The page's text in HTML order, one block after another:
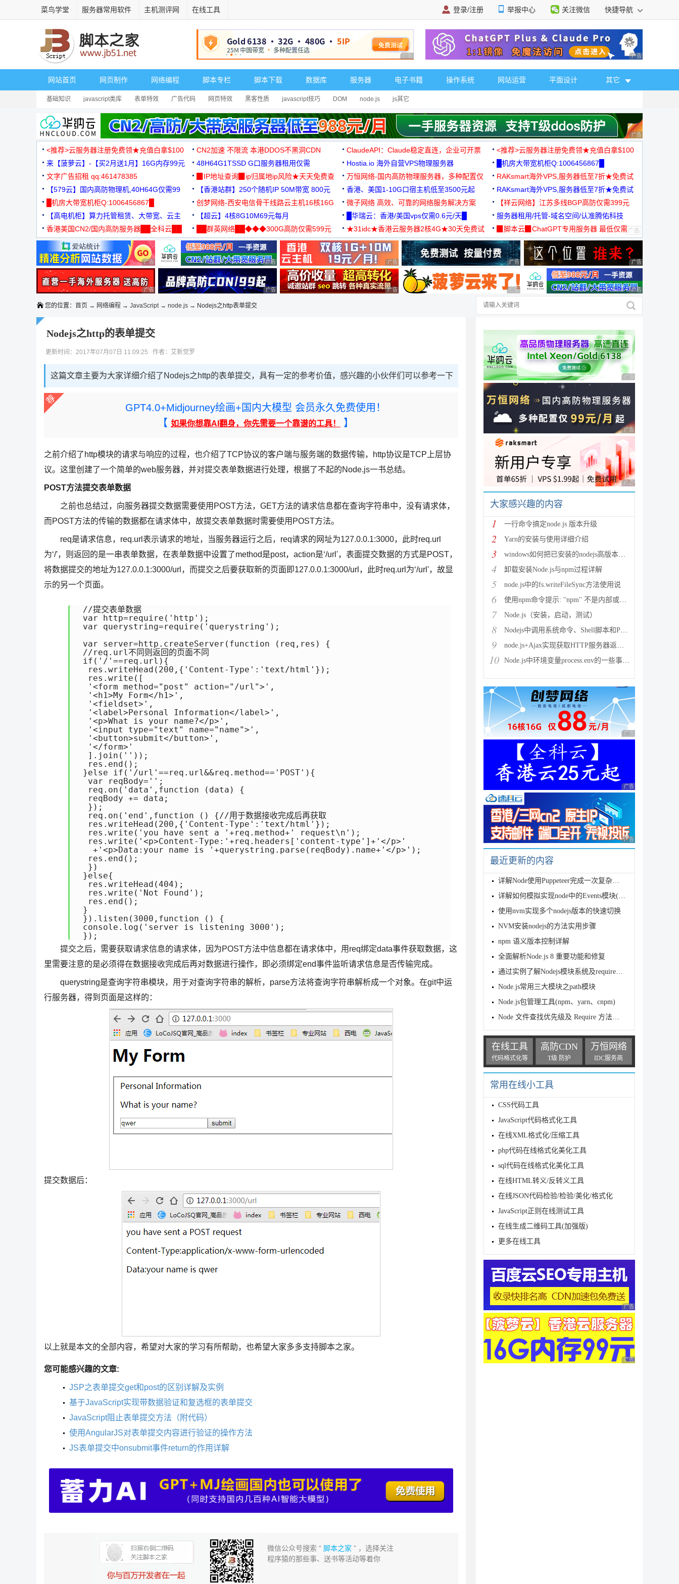
菜鸟学堂 服务器常用软件 主机测评网 在线工具 登录/注册 举报中心 关注微信 快捷导航
广告 商业广告，理性选择 广告 商业广告，理
网站首页 网页制作 网络编程 脚本专栏 脚本下载 数据库 服务器 电子书籍 操作系统 网站运营 平面设计 其它
基础知识 javascript类库 表单特效 广告代码 网页特效 黑客性质 javascript技巧 DOM node.js js其它
广告 商业广告，理
<推荐>云服务器注册免费领★充值白拿$100 CN2加速 不限流 本港DDOS不黑洞CDN ClaudeAPI：Claude稳定直连，企业可开票
<推荐>云服务器注册免费领★充值白拿$100
来【菠萝云】-【买2月送1月】16G内存99元
48H64G1TSSD G口服务器租用仅需
3000+可免费测试
Hostia.io 海外自营VPS物理服务器
█机房大带宽机柜Q:1006456867█
文字广告招租 qq:461478385
▉IP地址查询▉ip归属地ip风险★天天免费查
万恒网络-国内高防物理服务器，多种配置仅
99元/月起
RAKsmart海外VPS,服务器低至7折★免费试
用★
【579云】国内高防物理机,40H64G仅需99
元
【香港站群】250个随机IP 50M带宽 800元 香港、美国1-10G口宿主机低至3500元起
RAKsmart海外VPS,服务器低至7折★免费试
用★
█机房大带宽机柜Q:1006456867█
创梦网络-西安电信骨干线路云主机16核16G
88元/月
微子网络 高效、可靠的网络服务解决方案
【祥云网络】江苏多线BGP高防仅需399元
【高电机柜】算力托管租赁、大带宽、云主
机
【超云】4核8G10M69元每月 █华瑞云：香港/美国vps仅需0.6元/天█
服务器租用/托管-域名空间/认准腾佑科技
香港美国CN2/国内高防服务器██全科云██
██群英网络██◆◆◆300G高防仅需599元
◆◆◆
★31idc★香港云服务器2核4G★30天免费试
用◆
▉脚本云▉ChatGPT专用服务器 最低仅需
19元/月
广告 商业广告，理性选择 广告 商业广告，理性选择 广告 商业广告，理性选择 广告 商业广告，理性选择 广告 商业广告，理
广告 商业广告，理性选择 广告 商业广告，理性选择 广告 商业广告，理性选择 广告 商业广告，理性选择 广告 商业广告，理
您的位置： 首页 → 网络编程 → JavaScript→ node.js → Nodejs之http表单提交
Nodejs之http的表单提交
更新时间：2017年07月07日 11:09:25 作者：艾新觉罗
这篇文章主要为大家详细介绍了Nodejs之http的表单提交，具有一定的参考价值，感兴趣的小伙伴们可以参考一下
GPT4.0+Midjourney绘画+国内大模型 会员永久免费使用！
【 如果你想靠AI翻身，你先需要一个靠谱的工具！ 】
之前介绍了http模块的请求与响应的过程，也介绍了TCP协议的客户端与服务端的数据传输，http协议是TCP上层协
议。这里创建了一个简单的web服务器，并对提交表单数据进行处理，根据了不起的Node.js一书总结。
POST方法提交表单数据
之前也总结过，向服务器提交数据需要使用POST方法，GET方法的请求信息都在查询字符串中，没有请求体，
而POST方法的传输的数据都在请求体中，故提交表单数据时需要使用POST方法。
req是请求信息，req.url表示请求的地址，当服务器运行之后，req请求的网址为127.0.0.1:3000，此时req.url
为‘/'，则返回的是一串表单数据，在表单数据中设置了method是post，action是‘/url'，表面提交数据的方式是POST，
将数据提交的地址为127.0.0.1:3000/url，而提交之后要获取新的页面即127.0.0.1:3000/url，此时req.url为‘/url'，故显
示的另一个页面。
//提交表单数据
var http=require('http');
var querystring=require('querystring');
var server=http.createServer(function (req,res) {
//req.url不同则返回的页面不同
if('/'==req.url){
  res.writeHead(200,{'Content-Type':'text/html'});
  res.write([
  '<form method="post" action="/url">',
  '<h1>My Form</h1>',
  '<fieldset>',
  '<label>Personal Information</label>',
  '<p>What is your name?</p>',
  '<input type="text" name="name">',
  '<button>submit</button>',
  '</form>'
  ].join(''));
  res.end();
}else if('/url'==req.url&&req.method=='POST'){
  var reqBody='';
  req.on('data',function (data) {
  reqBody += data;
  });
  req.on('end',function () {//用于数据接收完成后再获取
  res.writeHead(200,{'Content-Type':'text/html'});
  res.write('you have sent a '+req.method+' request\n');
  res.write('<p>Content-Type:'+req.headers['content-type']+'</p>'
   +'<p>Data:your name is '+querystring.parse(reqBody).name+'</p>');
  res.end();
  })
}else{
  res.writeHead(404);
  res.write('Not Found');
  res.end();
}
}).listen(3000,function () {
console.log('server is listening 3000');
});
提交之后，需要获取请求信息的请求体，因为POST方法中信息都在请求体中，用req绑定data事件获取数据，这
里需要注意的是必须得在数据接收完成后再对数据进行操作，即必须绑定end事件监听请求信息是否传输完成。
querystring是查询字符串模块，用于对查询字符串的解析，parse方法将查询字符串解析成一个对象。在git中运
行服务器，得到页面是这样的：
提交数据后：
以上就是本文的全部内容，希望对大家的学习有所帮助，也希望大家多多支持脚本之家。
您可能感兴趣的文章:
JSP之表单提交get和post的区别详解及实例
基于JavaScript实现带数据验证和复选框的表单提交
JavaScript阻止表单提交方法（附代码）
使用AngularJS对表单提交内容进行验证的操作方法
JS表单提交中onsubmit事件return的作用详解
微信公众号搜索 “脚本之家 ” ，选择关注
程序猿的那些事、送书等活动等着你
广告 商业广告，理性
广告 商业广告，理性
广告 商业广告，理性
大家感兴趣的内容
1 一行命令搞定node.js 版本升级
2 Yarn的安装与使用详细介绍
3 windows如何把已安装的nodejs高版本降级为低版本(
4 卸载安装Node.js与npm过程详解
5 node.js中的fs.writeFileSync方法使用说
6 使用npm命令提示: ''npm'' 不是内部或外部命令,也
7 Node.js（安装，启动，测试）
8 Nodejs中调用系统命令、Shell脚本和Python脚本
9 node.js+Ajax实现获取HTTP服务器返回数据
10 Node.js中环境变量process.env的一些事详解
广告 商业广告，理性
广告 商业广告，理性
广告 商业广告，理性
最近更新的内容
详解Node使用Puppeteer完成一次复杂的爬虫
详解如何模拟实现node中的Events模块(通俗易懂版)
使用nvm实现多个nodejs版本的快速切换
NVM安装nodejs的方法实用步骤
npm 语义版本控制详解
全面解析Node.js 8 重要功能和修复
通过实例了解Nodejs模块系统及require机制
Node.js常用三大模块之path模块
Node.js包管理工具(npm、yarn、cnpm)
Node 文件查找优先级及 Require 方法文件查找策略
在线工具
代码格式化等
高防CDN
T级 防护
万恒网络
IDC服务商
常用在线小工具
CSS代码工具
JavaScript代码格式化工具
在线XML格式化/压缩工具
php代码在线格式化美化工具
sql代码在线格式化美化工具
在线HTML转义/反转义工具
在线JSON代码检验/检验/美化/格式化
JavaScript正则在线测试工具
在线生成二维码工具(加强版)
更多在线工具
广告 商业广告，理性
广告 商业广告，理性